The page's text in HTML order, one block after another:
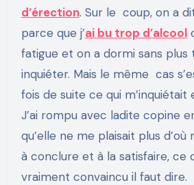
d’érection. Sur le coup, on a
parce que j’ai bu trop d’alcool
fatigue et on a dormi sans plus
inquiéter. Mais le même cas
fois de suite ce qui m’inquiétait
J’ai rompu avec ladite copine
qu’elle ne me plaisait plus d’où
à conclure et à la satisfaire, ce
vraiment convaincu il faut dire.